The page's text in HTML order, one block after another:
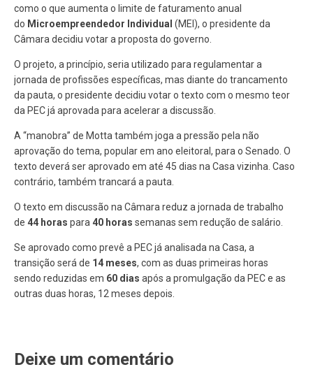
como o que aumenta o limite de faturamento anual
do Microempreendedor Individual (MEI), o presidente da
Câmara decidiu votar a proposta do governo.
O projeto, a princípio, seria utilizado para regulamentar a
jornada de profissões específicas, mas diante do trancamento
da pauta, o presidente decidiu votar o texto com o mesmo teor
da PEC já aprovada para acelerar a discussão.
A “manobra” de Motta também joga a pressão pela não
aprovação do tema, popular em ano eleitoral, para o Senado. O
texto deverá ser aprovado em até 45 dias na Casa vizinha. Caso
contrário, também trancará a pauta.
O texto em discussão na Câmara reduz a jornada de trabalho
de 44 horas para40 horas semanas sem redução de salário.
Se aprovado como prevê a PEC já analisada na Casa, a
transição será de 14 meses, com as duas primeiras horas
sendo reduzidas em 60 dias após a promulgação da PEC e as
outras duas horas, 12 meses depois.
Deixe um comentário